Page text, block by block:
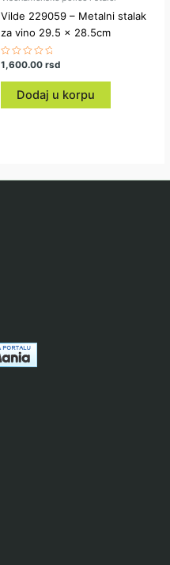
Vilde 229059 – Metalni stalak
za vino 29.5 x 28.5cm
Ocenjeno
sa
0
1,600.00 rsd
Dodaj u korpu